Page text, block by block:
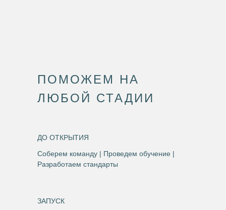
ПОМОЖЕМ НА
ЛЮБОЙ СТАДИИ
ДО ОТКРЫТИЯ
ЗАПУСК
Соберем команду | Проведем обучение |
Разработаем стандарты